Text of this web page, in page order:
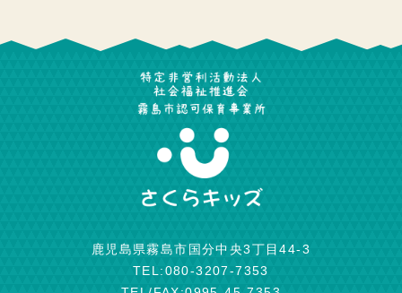
鹿児島県霧島市国分中央3丁目44-3
TEL:080-3207-7353